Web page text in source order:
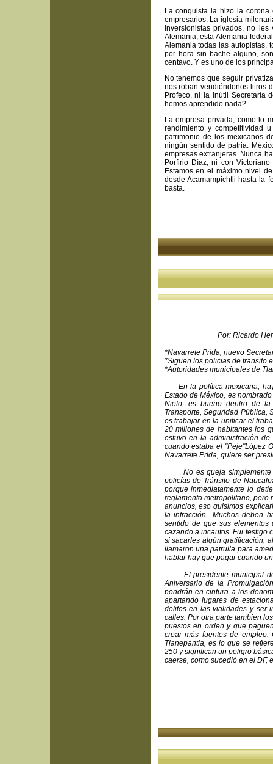
La conquista la hizo la
empresarios. La iglesia
inversionistas privados, no
Alemania, esta Alemania
Alemania todas las autopistas,
por hora sin bache alguno,
centavo. Y es uno de los
No tenemos que seguir
nos roban vendiéndonos litros
Profeco, ni la inútil Secretaría
hemos aprendido nada?
La empresa privada, como lo
rendimiento y competitividad
patrimonio de los mexicanos
ningún sentido de patria.
empresas extranjeras. Nunca
Porfirio Díaz, ni con
Estamos en el máximo nivel
desde Acamampichtli hasta la
basta.
Por: Ricardo
*Navarrete Prida, nuevo
*Siguen los policias de transito
*Autoridades municipales de
En la política mexicana, hay
Estado de México, es
Nieto, es bueno dentro de la
Transporte, Seguridad
es trabajar en la unificar el
20 millones de habitantes los
estuvo en la administración
cuando estaba el "Peje"López
Navarrete Prida, quiere ser
No es queja simplemente
policías de Tránsito de
porque inmediatamente lo
reglamento metropolitano, pero
anuncios, eso quisimos
la infracción,. Muchos deben
sentido de que sus
cazando a incautos. Fui testigo
si sacarles algún gratificación,
llamaron una patrulla para
hablar hay que pagar cuando
El presidente municipal de
Aniversario de la
pondrán en cintura a los
apartando lugares de
delitos en las vialidades y ser
calles. Por otra parte tambien
puestos en orden y que
crear más fuentes de
Tlanepantla, es lo que se
250 y significan un peligro
caerse, como sucedió en el DF,